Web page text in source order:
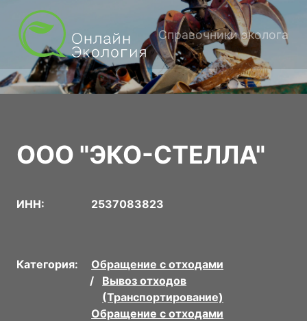
Справочники эколога
ООО "ЭКО-СТЕЛЛА"
ИНН: 2537083823
Категория:
Обращение с отходами
Вывоз отходов
(Транспортирование)
Обращение с отходами